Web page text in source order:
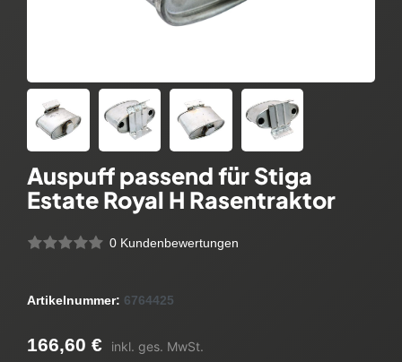
Auspuff passend für Stiga
Estate Royal H Rasentraktor
0 Kundenbewertungen
Artikelnummer: 6764425
166,60 € inkl. ges. MwSt.